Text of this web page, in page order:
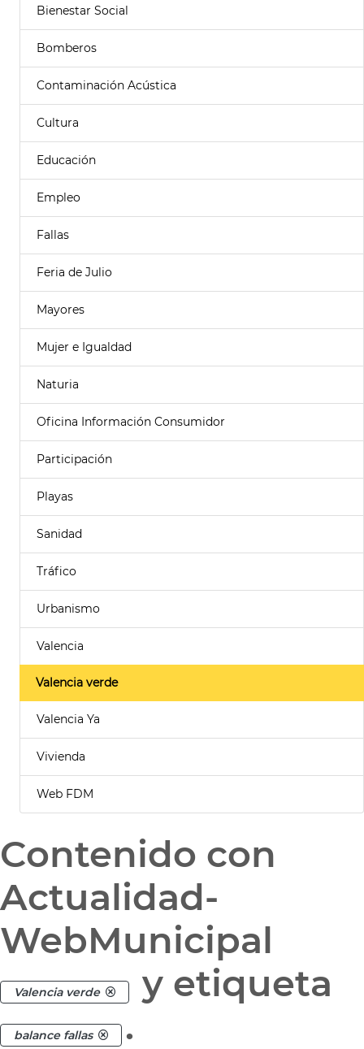
Bienestar Social
Bomberos
Contaminación Acústica
Cultura
Educación
Empleo
Fallas
Feria de Julio
Mayores
Mujer e Igualdad
Naturia
Oficina Información Consumidor
Participación
Playas
Sanidad
Tráfico
Urbanismo
Valencia
Valencia verde
Valencia Ya
Vivienda
Web FDM
Contenido con
Actualidad-
WebMunicipal
Valencia verde y etiqueta
balance fallas .